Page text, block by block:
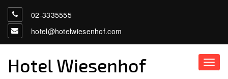
02-3335555
hotel@hotelwiesenhof.com
Hotel Wiesenhof